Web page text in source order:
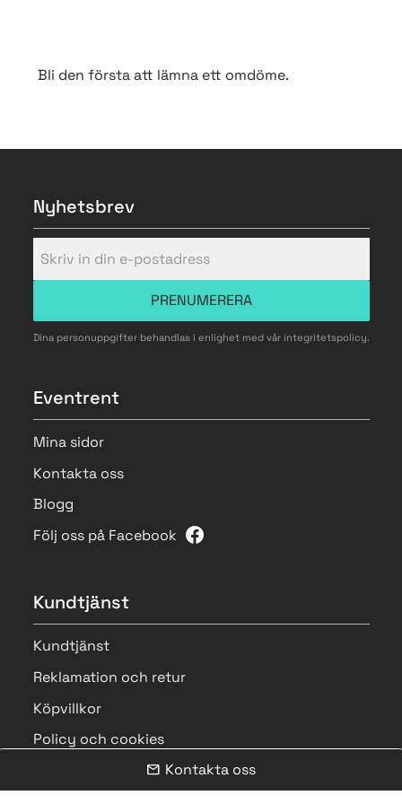
Bli den första att lämna ett omdöme.
Nyhetsbrev
PRENUMERERA
Dina personuppgifter behandlas i enlighet med vår integritetspolicy.
Eventrent
Mina sidor
Kontakta oss
Blogg
Följ oss på Facebook
Kundtjänst
Kundtjänst
Reklamation och retur
Köpvillkor
Policy och cookies
mail Kontakta oss